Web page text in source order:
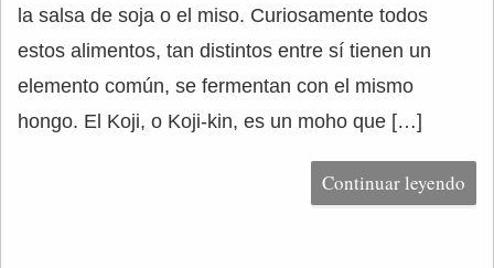
la salsa de soja o el miso. Curiosamente todos
estos alimentos, tan distintos entre sí tienen un
elemento común, se fermentan con el mismo
hongo. El Koji, o Koji-kin, es un moho que […]
Continuar leyendo